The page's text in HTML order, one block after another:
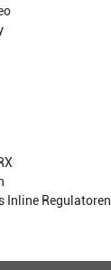
Inline Regulatoren